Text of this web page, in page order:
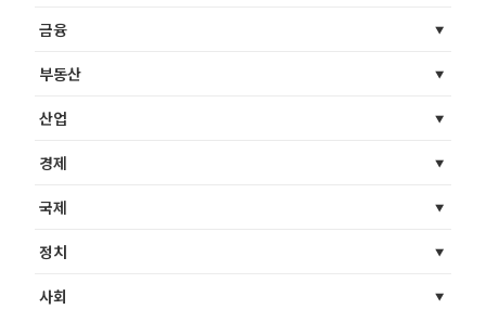
금융
부동산
산업
경제
국제
정치
사회